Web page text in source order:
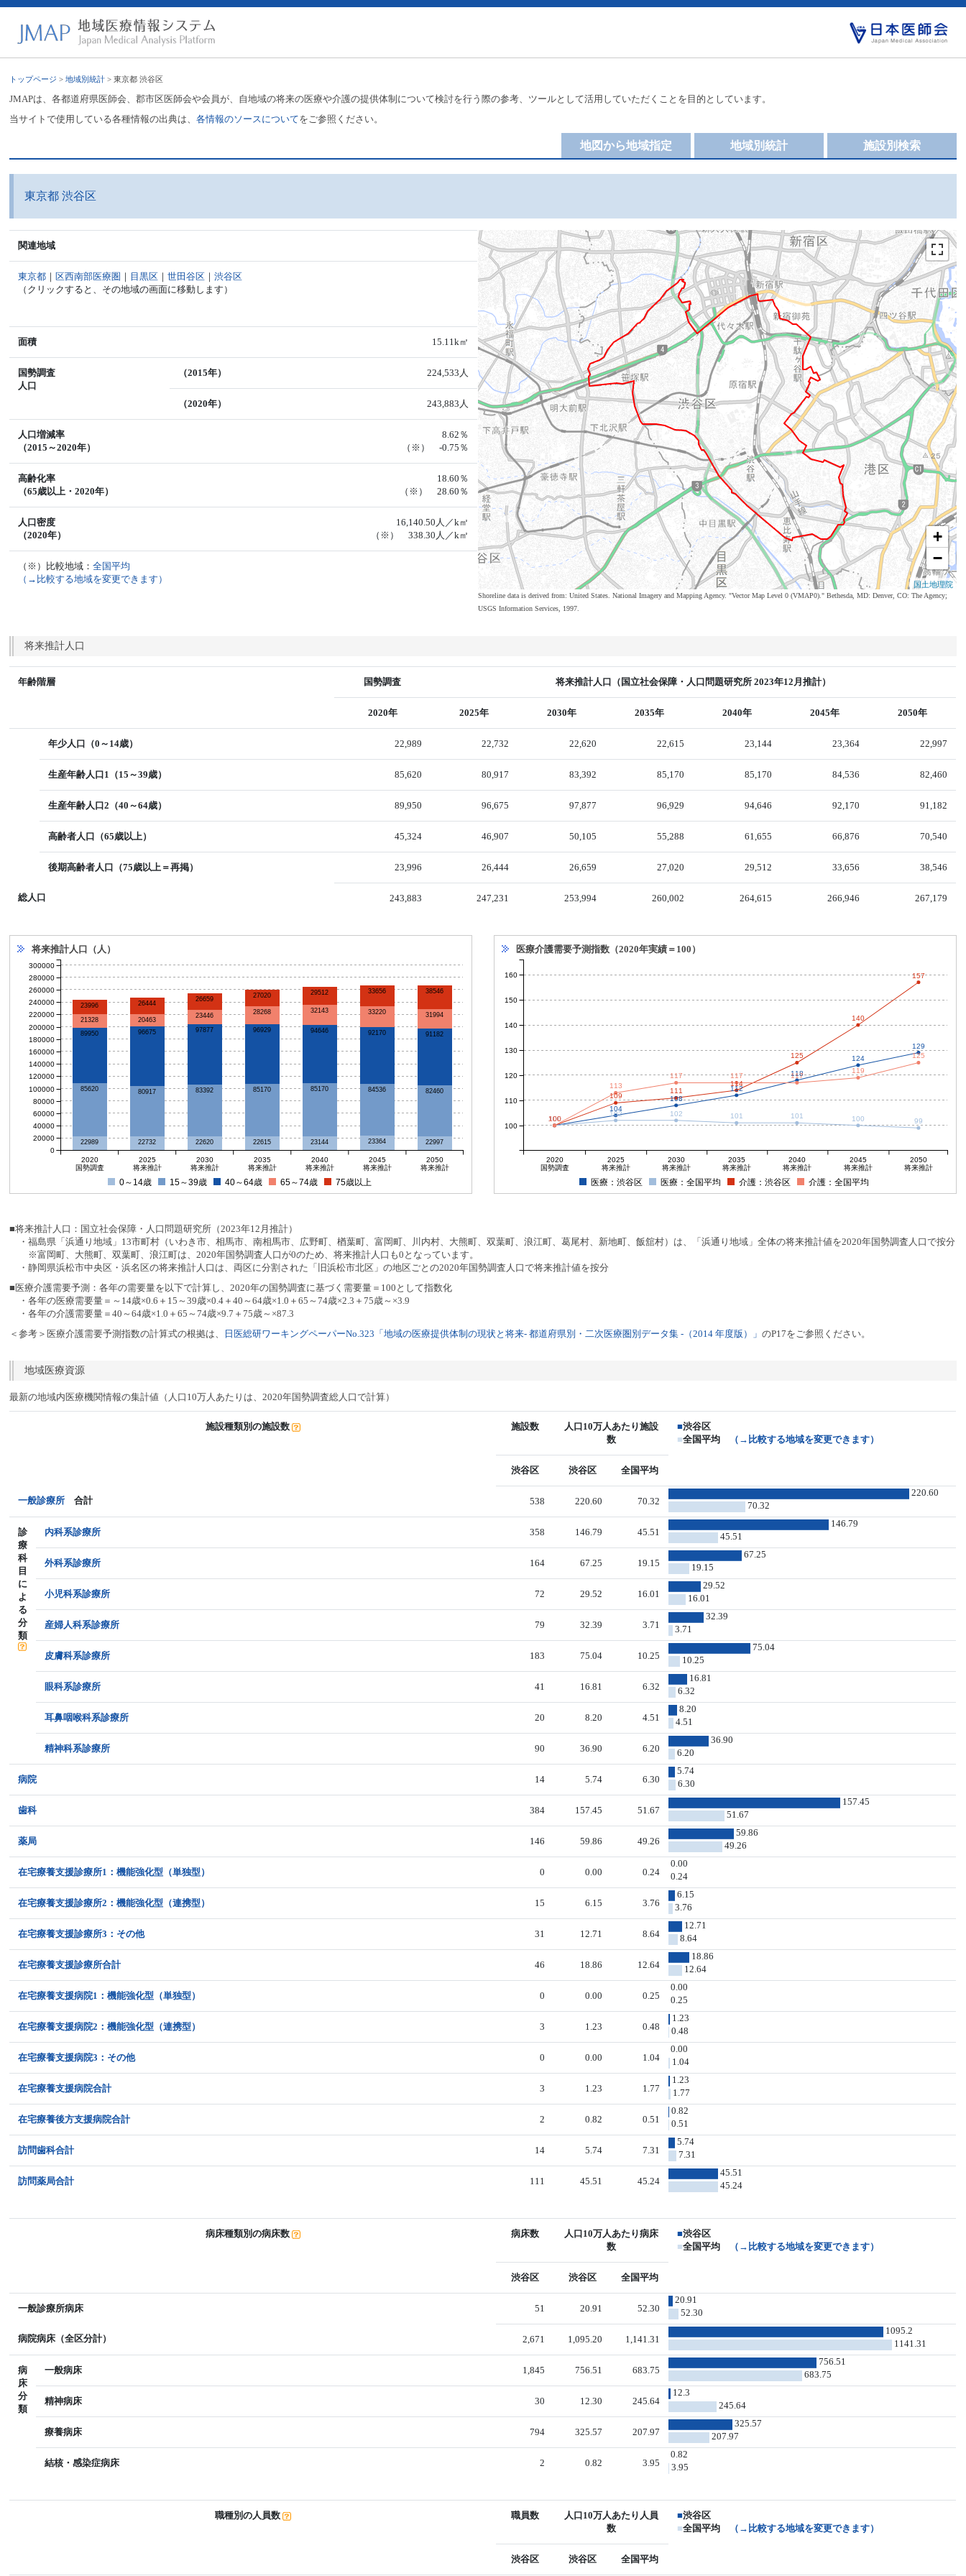
トップページ >地域別統計 > 東京都 渋谷区
JMAPは、各都道府県医師会、郡市区医師会や会員が、自地域の将来の医療や介護の提供体制について検討を行う際の参考、ツールとして活用していただくことを目的としています。
当サイトで使用している各種情報の出典は、各情報のソースについてをご参照ください。
施設別検索
地域別統計
地図から地域指定
東京都 渋谷区
関連地域
東京都 ｜ 区西南部医療圏 ｜ 目黒区 ｜世田谷区 ｜渋谷区
（クリックすると、その地域の画面に移動します）
面積 15.11k㎡
国勢調査
人口
（2015年） 224,533人
（2020年） 243,883人
人口増減率
（2015～2020年）
8.62％
（※） -0.75％
高齢化率
（65歳以上・2020年）
18.60％
（※） 28.60％
人口密度
（2020年）
16,140.50人／k㎡
（※） 338.30人／k㎡
（※）比較地域：全国平均
（→比較する地域を変更できます）
+
−
国土地理院
Shoreline data is derived from: United States. National Imagery and Mapping Agency. "Vector Map Level 0 (VMAP0)." Bethesda, MD: Denver, CO: The Agency;
USGS Information Services, 1997.
将来推計人口
年齢階層 国勢調査 将来推計人口（国立社会保障・人口問題研究所 2023年12月推計）
2020年 2025年 2030年 2035年 2040年 2045年 2050年
年少人口（0～14歳） 22,989 22,732 22,620 22,615 23,144 23,364 22,997
生産年齢人口1（15～39歳） 85,620 80,917 83,392 85,170 85,170 84,536 82,460
生産年齢人口2（40～64歳） 89,950 96,675 97,877 96,929 94,646 92,170 91,182
高齢者人口（65歳以上） 45,324 46,907 50,105 55,288 61,655 66,876 70,540
後期高齢者人口（75歳以上＝再掲） 23,996 26,444 26,659 27,020 29,512 33,656 38,546
総人口 243,883 247,231 253,994 260,002 264,615 266,946 267,179
将来推計人口（人）
22989 22732 22620 22615 23144 23364 22997
85620 80917 83392 85170 85170 84536 82460
89950 96675 97877 96929 94646 92170 91182
21328 20463
23446 28268 32143 33220 31994
23996 26444
26659
27020 29512 33656 38546
2020
国勢調査
2025
将来推計
2030
将来推計
2035
将来推計
2040
将来推計
2045
将来推計
2050
将来推計
0
20000
40000
60000
80000
100000
120000
140000
160000
180000
200000
220000
240000
260000
280000
300000
0～14歳 15～39歳 40～64歳 65～74歳 75歳以上
医療介護需要予測指数（2020年実績＝100）
100
104
108
112
118
124
129
100
102 102 101 101 100 99
100
109
111
114
125
140
157
100
113
117 117 117
119
125
2020
国勢調査
2025
将来推計
2030
将来推計
2035
将来推計
2040
将来推計
2045
将来推計
2050
将来推計
100
110
120
130
140
150
160
医療：渋谷区 医療：全国平均 介護：渋谷区 介護：全国平均
■将来推計人口：国立社会保障・人口問題研究所（2023年12月推計）
・福島県「浜通り地域」13市町村（いわき市、相馬市、南相馬市、広野町、楢葉町、富岡町、川内村、大熊町、双葉町、浪江町、葛尾村、新地町、飯舘村）は、「浜通り地域」全体の将来推計値を2020年国勢調査人口で按分
※富岡町、大熊町、双葉町、浪江町は、2020年国勢調査人口が0のため、将来推計人口も0となっています。
・静岡県浜松市中央区・浜名区の将来推計人口は、両区に分割された「旧浜松市北区」の地区ごとの2020年国勢調査人口で将来推計値を按分
■医療介護需要予測：各年の需要量を以下で計算し、2020年の国勢調査に基づく需要量＝100として指数化
・各年の医療需要量＝～14歳×0.6＋15～39歳×0.4＋40～64歳×1.0＋65～74歳×2.3＋75歳～×3.9
・各年の介護需要量＝40～64歳×1.0＋65～74歳×9.7＋75歳～×87.3
＜参考＞医療介護需要予測指数の計算式の根拠は、
日医総研ワーキングペーパーNo.323「地域の医療提供体制の現状と将来- 都道府県別・二次医療圏別データ集 -（2014 年度版）」のP17をご参照ください。
地域医療資源
最新の地域内医療機関情報の集計値（人口10万人あたりは、2020年国勢調査総人口で計算）
施設種類別の施設数 施設数
人口10万人あたり施設
数
■渋谷区
■全国平均 （→比較する地域を変更できます）
渋谷区 渋谷区 全国平均
一般診療所 合計 538 220.60 70.32
220.60
70.32
診
療
科
目
に
よ
る
分
類
内科系診療所 358 146.79 45.51
146.79
45.51
外科系診療所 164 67.25 19.15
67.25
19.15
小児科系診療所 72 29.52 16.01
29.52
16.01
産婦人科系診療所 79 32.39 3.71
32.39
3.71
皮膚科系診療所 183 75.04 10.25
75.04
10.25
眼科系診療所 41 16.81 6.32
16.81
6.32
耳鼻咽喉科系診療所 20 8.20 4.51
8.20
4.51
精神科系診療所 90 36.90 6.20
36.90
6.20
病院 14 5.74 6.30
5.74
6.30
歯科 384 157.45 51.67
157.45
51.67
薬局 146 59.86 49.26
59.86
49.26
在宅療養支援診療所1：機能強化型（単独型） 0 0.00 0.24
0.00
0.24
在宅療養支援診療所2：機能強化型（連携型） 15 6.15 3.76
6.15
3.76
在宅療養支援診療所3：その他 31 12.71 8.64
12.71
8.64
在宅療養支援診療所合計 46 18.86 12.64
18.86
12.64
在宅療養支援病院1：機能強化型（単独型） 0 0.00 0.25
0.00
0.25
在宅療養支援病院2：機能強化型（連携型） 3 1.23 0.48
1.23
0.48
在宅療養支援病院3：その他 0 0.00 1.04
0.00
1.04
在宅療養支援病院合計 3 1.23 1.77
1.23
1.77
在宅療養後方支援病院合計 2 0.82 0.51
0.82
0.51
訪問歯科合計 14 5.74 7.31
5.74
7.31
訪問薬局合計 111 45.51 45.24
45.51
45.24
病床種類別の病床数 病床数
人口10万人あたり病床
数
■渋谷区
■全国平均 （→比較する地域を変更できます）
渋谷区 渋谷区 全国平均
一般診療所病床 51 20.91 52.30
20.91
52.30
病院病床（全区分計） 2,671 1,095.20 1,141.31
1095.2
1141.31
病
床
分
類
一般病床 1,845 756.51 683.75
756.51
683.75
精神病床 30 12.30 245.64
12.3
245.64
療養病床 794 325.57 207.97
325.57
207.97
結核・感染症病床 2 0.82 3.95
0.82
3.95
職種別の人員数 職員数
人口10万人あたり人員
数
■渋谷区
■全国平均 （→比較する地域を変更できます）
渋谷区 渋谷区 全国平均